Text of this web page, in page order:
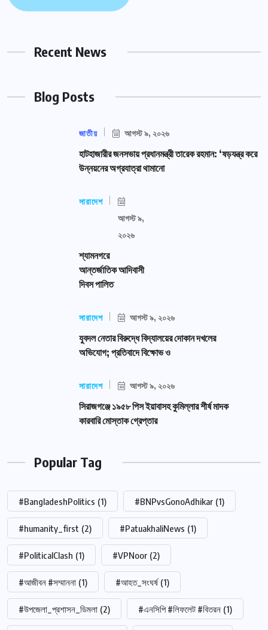
Recent News
Blog Posts
জাতীয় আগস্ট ৯, ২০২৬
হাটহাজারীর জনসভায় প্রধানমন্ত্রী তারেক রহমান: ‘ষড়যন্ত্র করে
উন্নয়নের অগ্রযাত্রা থামানো
সারাদেশ
আগস্ট ৯,
২০২৬
শ্যামনগরে
আন্তর্জাতিক আদিবাসী
দিবস পালিত
সারাদেশ আগস্ট ৯, ২০২৬
যুবদল নেতার বিরুদ্ধে বিদ্যালয়ের দোকান দখলের
অভিযোগ; প্রতিবাদে বিক্ষোভ ও
সারাদেশ আগস্ট ৯, ২০২৬
সিরাজগঞ্জে ১৯৫৮ পিস ইয়াবাসহ কুমিল্লার শীর্ষ মাদক
কারবারি মোস্তাক গ্রেপ্তার
Popular Tag
#BangladeshPolitics (1) #BNPvsGonoAdhikar (1)
#humanity_first (2) #PatuakhaliNews (1)
#PoliticalClash (1) #VPNoor (2)
#আজীবন #সম্মাননা (1) #আহত_সংঘর্ষ (1)
#উপজেলা_প্রশাসন_ডিমলা (2) #এনসিপি #লিফলেট #বিতরন (1)